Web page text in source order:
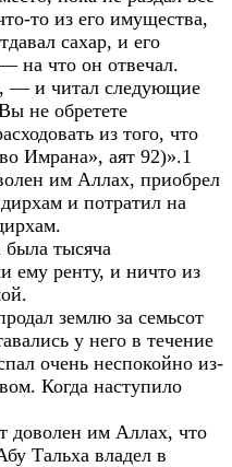
то из его имущества,
сахар, и его
на что он отвечал.
— и читал следующие
не обретете
из того, что
Имрана», аят 92)».1
им Аллах, приобрел
и потратил на
тысяча
ему ренту, и ничто из
землю за семьсот
у него в течение
очень неспокойно из-
Когда наступило
доволен им Аллах, что
Тальха владел в